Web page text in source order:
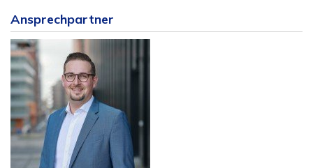
Ansprechpartner